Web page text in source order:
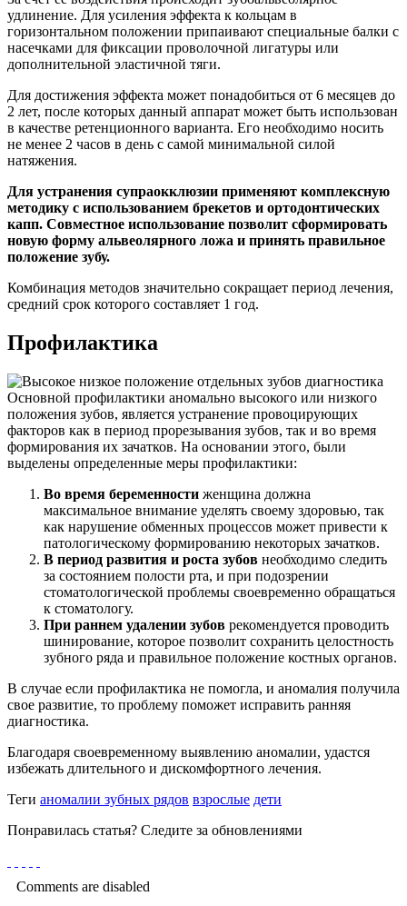
удлинение. Для усиления эффекта к кольцам в
горизонтальном положении припаивают специальные балки с
насечками для фиксации проволочной лигатуры или
дополнительной эластичной тяги.
Для достижения эффекта может понадобиться от 6 месяцев до
2 лет, после которых данный аппарат может быть использован
в качестве ретенционного варианта. Его необходимо носить
не менее 2 часов в день с самой минимальной силой
натяжения.
Для устранения супраокклюзии применяют комплексную
методику с использованием брекетов и ортодонтических
капп. Совместное использование позволит сформировать
новую форму альвеолярного ложа и принять правильное
положение зубу.
Комбинация методов значительно сокращает период лечения,
средний срок которого составляет 1 год.
Профилактика
Основной профилактики аномально высокого или низкого
положения зубов, является устранение провоцирующих
факторов как в период прорезывания зубов, так и во время
формирования их зачатков. На основании этого, были
выделены определенные меры профилактики:
Во время беременности женщина должна
максимальное внимание уделять своему здоровью, так
как нарушение обменных процессов может привести к
патологическому формированию некоторых зачатков.
В период развития и роста зубов необходимо следить
за состоянием полости рта, и при подозрении
стоматологической проблемы своевременно обращаться
к стоматологу.
При раннем удалении зубов рекомендуется проводить
шинирование, которое позволит сохранить целостность
зубного ряда и правильное положение костных органов.
В случае если профилактика не помогла, и аномалия получила
свое развитие, то проблему поможет исправить ранняя
диагностика.
Благодаря своевременному выявлению аномалии, удастся
избежать длительного и дискомфортного лечения.
Теги аномалии зубных рядов взрослые дети
Понравилась статья? Следите за обновлениями
Comments are disabled